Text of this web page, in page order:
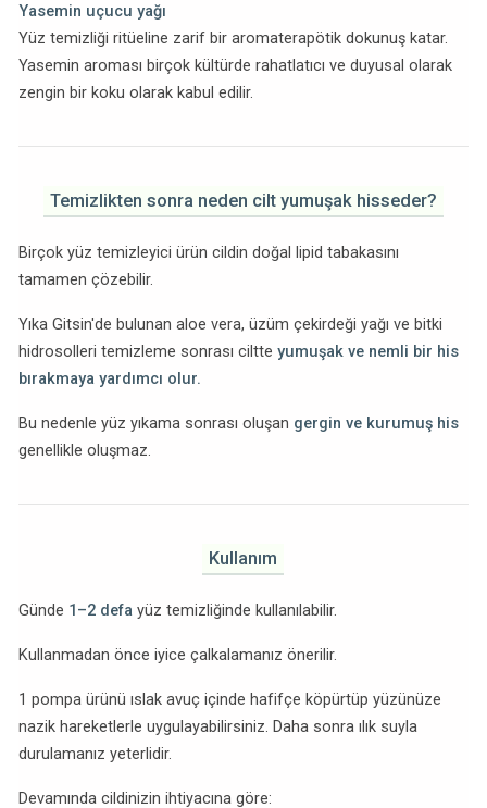
Yasemin uçucu yağı
Yüz temizliği ritüeline zarif bir aromaterapötik dokunuş katar.
Yasemin aroması birçok kültürde rahatlatıcı ve duyusal olarak
zengin bir koku olarak kabul edilir.
Temizlikten sonra neden cilt yumuşak hisseder?
Birçok yüz temizleyici ürün cildin doğal lipid tabakasını
tamamen çözebilir.
Yıka Gitsin'de bulunan aloe vera, üzüm çekirdeği yağı ve bitki
hidrosolleri temizleme sonrası ciltte yumuşak ve nemli bir his
bırakmaya yardımcı olur.
Bu nedenle yüz yıkama sonrası oluşan gergin ve kurumuş his
genellikle oluşmaz.
Kullanım
Günde 1–2 defayüz temizliğinde kullanılabilir.
Kullanmadan önce iyice çalkalamanız önerilir.
1 pompa ürünü ıslak avuç içinde hafifçe köpürtüp yüzünüze
nazik hareketlerle uygulayabilirsiniz. Daha sonra ılık suyla
durulamanız yeterlidir.
Devamında cildinizin ihtiyacına göre: